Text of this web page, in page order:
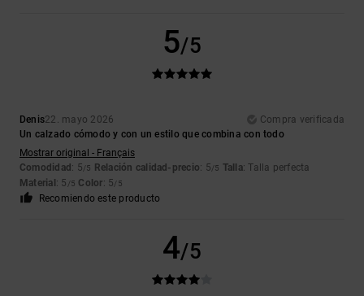
5/5
Denis22. mayo 2026
Compra verificada
Un calzado cómodo y con un estilo que combina con todo
Mostrar original - Français
Comodidad : 5/5 Relación calidad-precio: 5/5 Talla: Talla perfecta
Material : 5 /5 Color: 5/5
Recomiendo este producto
4/5